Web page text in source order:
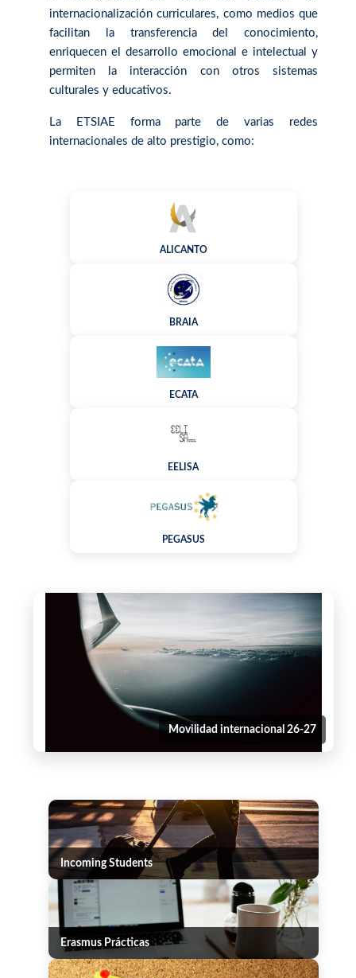
internacionalización curriculares, como medios que
facilitan la transferencia del conocimiento,
enriquecen el desarrollo emocional e intelectual y
permiten la interacción con otros sistemas
culturales y educativos.
La ETSIAE forma parte de varias redes
internacionales de alto prestigio, como:
ALICANTO
BRAIA
ECATA
EELISA
PEGASUS
Movilidad internacional 26-27
Incoming Students
Erasmus Prácticas